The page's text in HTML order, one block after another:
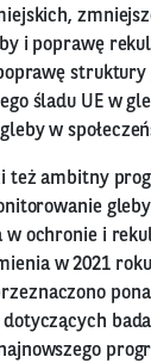
i poprawę
struktury
śladu UE w
w
też ambitny
w ochronie i
w 2021
dotyczących